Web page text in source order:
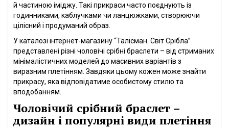
й частиною іміджу. Такі прикраси часто поєднують із
годинниками, каблучками чи ланцюжками, створюючи
цілісний і продуманий образ.
У каталозі інтернет-магазину “Талісман. Світ Срібла”
представлені різні чоловічі срібні браслети – від стриманих
мінімалістичних моделей до масивних варіантів з
виразним плетінням. Завдяки цьому кожен може знайти
прикрасу, яка відповідатиме особистому стилю та
вподобанням.
Чоловічий срібний браслет –
дизайн і популярні види плетіння